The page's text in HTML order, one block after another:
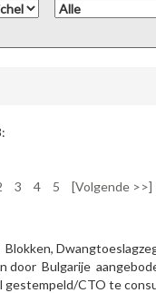
3 4 5 [Volgende >>]
Bulgarije
CTO te